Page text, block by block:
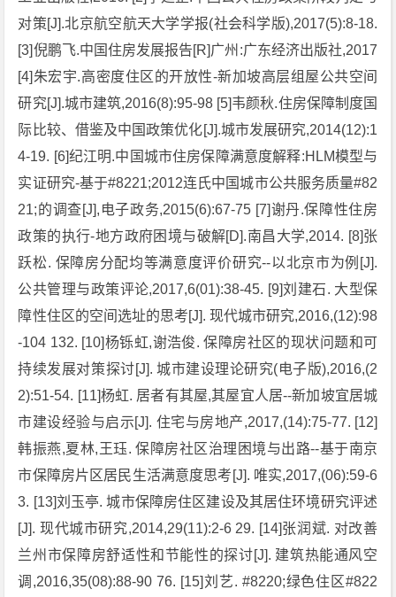
对策[J].北京航空航天大学学报(社会科学版),2017(5):8-18.
[3]倪鹏飞.中国住房发展报告[R]广州:广东经济出版社,2017
[4]朱宏宇.高密度住区的开放性-新加坡高层组屋公共空间
研究[J].城市建筑,2016(8):95-98 [5]韦颜秋.住房保障制度国
际比较、借鉴及中国政策优化[J].城市发展研究,2014(12):1
4-19. [6]纪江明.中国城市住房保障满意度解释:HLM模型与
实证研究-基于#8221;2012连氏中国城市公共服务质量#82
21;的调查[J],电子政务,2015(6):67-75 [7]谢丹.保障性住房
政策的执行-地方政府困境与破解[D].南昌大学,2014. [8]张
跃松. 保障房分配均等满意度评价研究--以北京市为例[J].
公共管理与政策评论,2017,6(01):38-45. [9]刘建石. 大型保
障性住区的空间选址的思考[J]. 现代城市研究,2016,(12):98
-104 132. [10]杨铄虹,谢浩俊. 保障房社区的现状问题和可
持续发展对策探讨[J]. 城市建设理论研究(电子版),2016,(2
2):51-54. [11]杨虹. 居者有其屋,其屋宜人居--新加坡宜居城
市建设经验与启示[J]. 住宅与房地产,2017,(14):75-77. [12]
韩振燕,夏林,王珏. 保障房社区治理困境与出路--基于南京
市保障房片区居民生活满意度思考[J]. 唯实,2017,(06):59-6
3. [13]刘玉亭. 城市保障房住区建设及其居住环境研究评述
[J]. 现代城市研究,2014,29(11):2-6 29. [14]张润斌. 对改善
兰州市保障房舒适性和节能性的探讨[J]. 建筑热能通风空
调,2016,35(08):88-90 76. [15]刘艺. #8220;绿色住区#822